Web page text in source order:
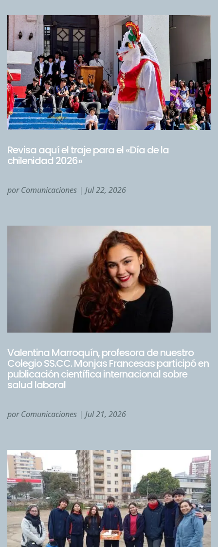
Revisa aquí el traje para el «Día de la
chilenidad 2026»
porComunicaciones | Jul 22, 2026
Valentina Marroquín, profesora de nuestro
Colegio SS.CC. Monjas Francesas participó en
publicación científica internacional sobre
salud laboral
porComunicaciones | Jul 21, 2026